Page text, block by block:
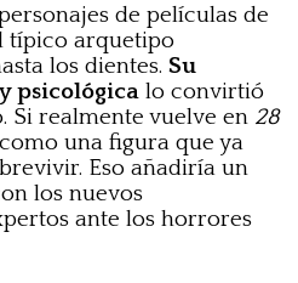
de películas de
típico arquetipo
los dientes. Su
psicológica lo convirtió
Si realmente vuelve en 28
una figura que ya
Eso añadiría un
los nuevos
ante los horrores